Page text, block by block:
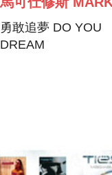
勇敢追夢 DO YOU
DREAM